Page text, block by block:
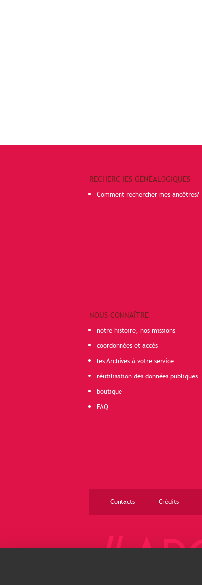
RECHERCHES GÉNÉALOGIQUES
Comment rechercher mes ancêtres?
NOUS CONNAÎTRE
notre histoire, nos missions
coordonnées et accès
les Archives à votre service
réutilisation des données publiques
boutique
FAQ
Contacts Crédits